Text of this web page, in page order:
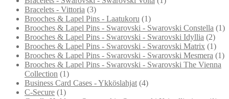
Bracelets - Vittoria (3)
Brooches & Lapel Pins - Laatukoru (1)
Brooches & Lapel Pins - Swarovski - Swarovski Constella (1)
Brooches & Lapel Pins - Swarovski - Swarovski Idyllia (2)
Brooches & Lapel Pins - Swarovski - Swarovski Matrix (1)
Brooches & Lapel Pins - Swarovski - Swarovski Mesmera (1)
Brooches & Lapel Pins - Swarovski - Swarovski The Vienna
Collection (1)
Business Card Cases - Ykköslahjat (4)
C-Secure (1)